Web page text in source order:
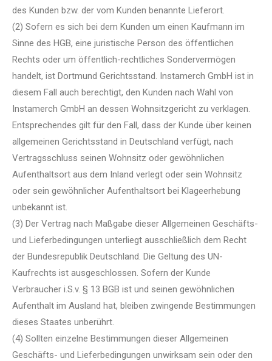
des Kunden bzw. der vom Kunden benannte Lieferort.
(2) Sofern es sich bei dem Kunden um einen Kaufmann im
Sinne des HGB, eine juristische Person des öffentlichen
Rechts oder um öffentlich-rechtliches Sondervermögen
handelt, ist Dortmund Gerichtsstand. Instamerch GmbH ist in
diesem Fall auch berechtigt, den Kunden nach Wahl von
Instamerch GmbH an dessen Wohnsitzgericht zu verklagen.
Entsprechendes gilt für den Fall, dass der Kunde über keinen
allgemeinen Gerichtsstand in Deutschland verfügt, nach
Vertragsschluss seinen Wohnsitz oder gewöhnlichen
Aufenthaltsort aus dem Inland verlegt oder sein Wohnsitz
oder sein gewöhnlicher Aufenthaltsort bei Klageerhebung
unbekannt ist.
(3) Der Vertrag nach Maßgabe dieser Allgemeinen Geschäfts-
und Lieferbedingungen unterliegt ausschließlich dem Recht
der Bundesrepublik Deutschland. Die Geltung des UN-
Kaufrechts ist ausgeschlossen. Sofern der Kunde
Verbraucher i.S.v. § 13 BGB ist und seinen gewöhnlichen
Aufenthalt im Ausland hat, bleiben zwingende Bestimmungen
dieses Staates unberührt.
(4) Sollten einzelne Bestimmungen dieser Allgemeinen
Geschäfts- und Lieferbedingungen unwirksam sein oder den